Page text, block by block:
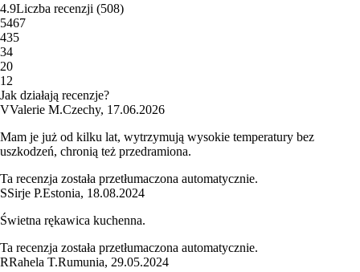
4.9Liczba recenzji (508)
5467
435
34
20
1 2
Jak działają recenzje?
VValerie M.Czechy, 17.06.2026
Mam je już od kilku lat, wytrzymują wysokie temperatury bez
uszkodzeń, chronią też przedramiona.
Ta recenzja została przetłumaczona automatycznie.
SSirje P.Estonia, 18.08.2024
Świetna rękawica kuchenna.
Ta recenzja została przetłumaczona automatycznie.
RRahela T.Rumunia, 29.05.2024